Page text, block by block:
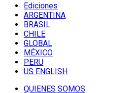
Ediciones
ARGENTINA
BRASIL
CHILE
GLOBAL
MÉXICO
PERU
US ENGLISH
QUIENES SOMOS